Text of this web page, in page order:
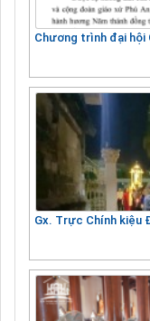
Chương trình đại hội
Gx. Trực Chính kiệu